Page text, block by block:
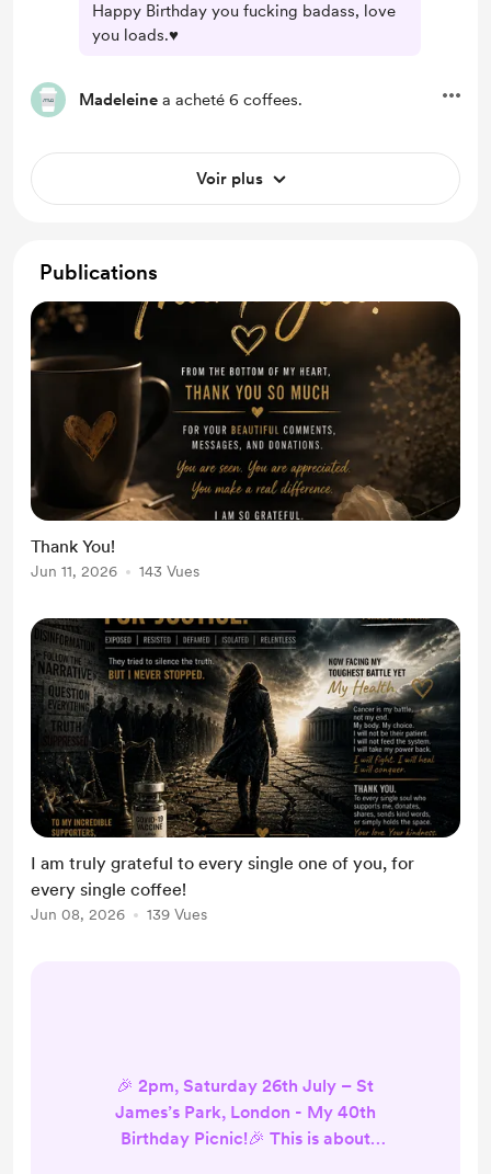
Happy Birthday you fucking badass, love
you loads.♥️
Madeleine a acheté 6 coffees.
Voir plus
Publications
Thank You!
Jun 11, 2026 143 Vues
I am truly grateful to every single one of you, for
every single coffee!
Jun 08, 2026 139 Vues
🎉 2pm, Saturday 26th July – St
James’s Park, London - My 40th
Birthday Picnic!🎉 This is about